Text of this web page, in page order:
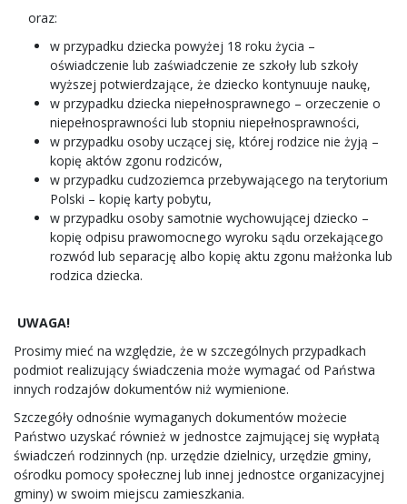
oraz:
w przypadku dziecka powyżej 18 roku życia –
oświadczenie lub zaświadczenie ze szkoły lub szkoły
wyższej potwierdzające, że dziecko kontynuuje naukę,
w przypadku dziecka niepełnosprawnego – orzeczenie o
niepełnosprawności lub stopniu niepełnosprawności,
w przypadku osoby uczącej się, której rodzice nie żyją –
kopię aktów zgonu rodziców,
w przypadku cudzoziemca przebywającego na terytorium
Polski – kopię karty pobytu,
w przypadku osoby samotnie wychowującej dziecko –
kopię odpisu prawomocnego wyroku sądu orzekającego
rozwód lub separację albo kopię aktu zgonu małżonka lub
rodzica dziecka.
UWAGA!
Prosimy mieć na względzie, że w szczególnych przypadkach
podmiot realizujący świadczenia może wymagać od Państwa
innych rodzajów dokumentów niż wymienione.
Szczegóły odnośnie wymaganych dokumentów możecie
Państwo uzyskać również w jednostce zajmującej się wypłatą
świadczeń rodzinnych (np. urzędzie dzielnicy, urzędzie gminy,
ośrodku pomocy społecznej lub innej jednostce organizacyjnej
gminy) w swoim miejscu zamieszkania.